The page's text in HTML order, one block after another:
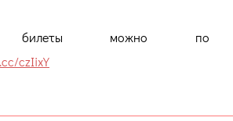
билеты можно по
czIixY